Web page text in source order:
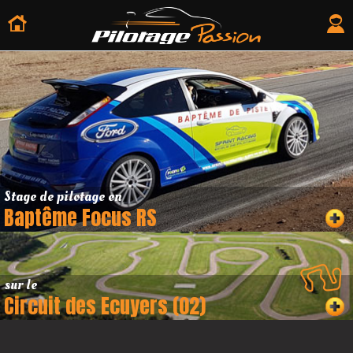
Stage de pilotage en
Baptême Focus RS
sur le
Circuit des Ecuyers (02)